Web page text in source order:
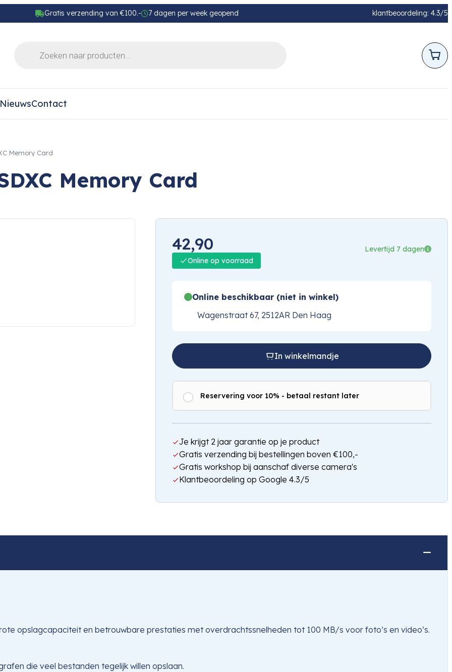
Gratis verzending van €100.- 7 dagen per week geopend klantbeoordeling: 4.3/5
NieuwsContact
Memory Card
Memory Card
42,90
Levertijd 7 dagen
Online op voorraad
Online beschikbaar (niet in winkel)
Wagenstraat 67, 2512AR Den Haag
In winkelmandje
Reservering voor 10% - betaal restant later
Je krijgt 2 jaar garantie op je product
Gratis verzending bij bestellingen boven €100,-
Gratis workshop bij aanschaf diverse camera's
Klantbeoordeling op Google 4.3/5
opslagcapaciteit en betrouwbare prestaties met overdrachtssnelheden tot 100 MB/s voor foto’s en video’s.
die veel bestanden tegelijk willen opslaan.